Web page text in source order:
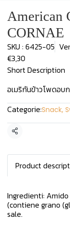
American
CORNAE
SKU : 6425-05
€3,30
Short Description
อเมริกันข้าวโพดอบ
Categorie:Snack,
Condividi
Product
Ingredienti:
(contiene grano
sale.